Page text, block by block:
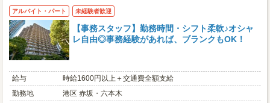
アルバイト・パート 未経験者歓迎
【事務スタッフ】勤務時間・シフト柔軟♪オシャ
レ自由◎事務経験があれば、ブランクもOK！
給与
時給1600円以上＋交通費全額支給
勤務地
港区 赤坂・六本木